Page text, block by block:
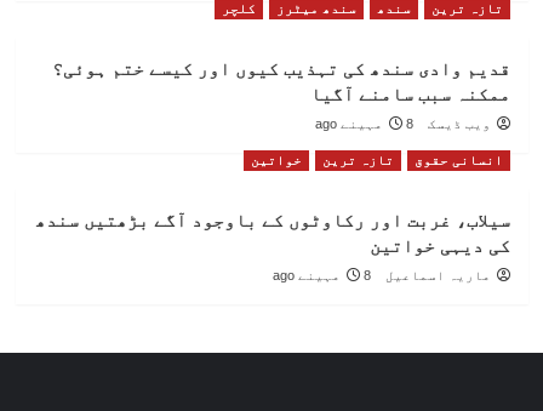
تازہ ترین سندھ سندھ میٹرز کلچر
قدیم وادی سندھ کی تہذیب کیوں اور کیسے ختم ہوئی؟
ممکنہ سبب سامنے آگیا
ویب ڈیسک 8 مہینے ago
انسانی حقوق تازہ ترین خواتین
سیلاب، غربت اور رکاوٹوں کے باوجود آگے بڑھتیں سندھ
کی دیہی خواتین
ماریہ اسماعیل 8 مہینے ago